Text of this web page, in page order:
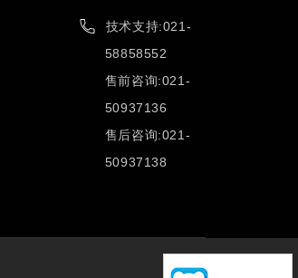
技术支持:021-
58858552
售前咨询:021-
50937136
售后咨询:021-
50937138